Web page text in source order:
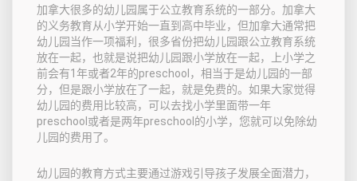
加拿大很多的幼儿园属于公立教育系统的一部分。加拿大
的义务教育从小学开始一直到高中毕业，但加拿大通常把
幼儿园当作一项福利，很多省份把幼儿园跟公立教育系统
放在一起，也就是说把幼儿园跟小学放在一起，上小学之
前会有1年或者2年的preschool，相当于是幼儿园的一部
分，但是跟小学放在了一起，就是免费的。如果大家觉得
幼儿园的费用比较高，可以去找小学里面带一年
preschool或者是两年preschool的小学，您就可以免除幼
儿园的费用了。
幼儿园的教育方式主要通过游戏引导孩子发展全面潜力，